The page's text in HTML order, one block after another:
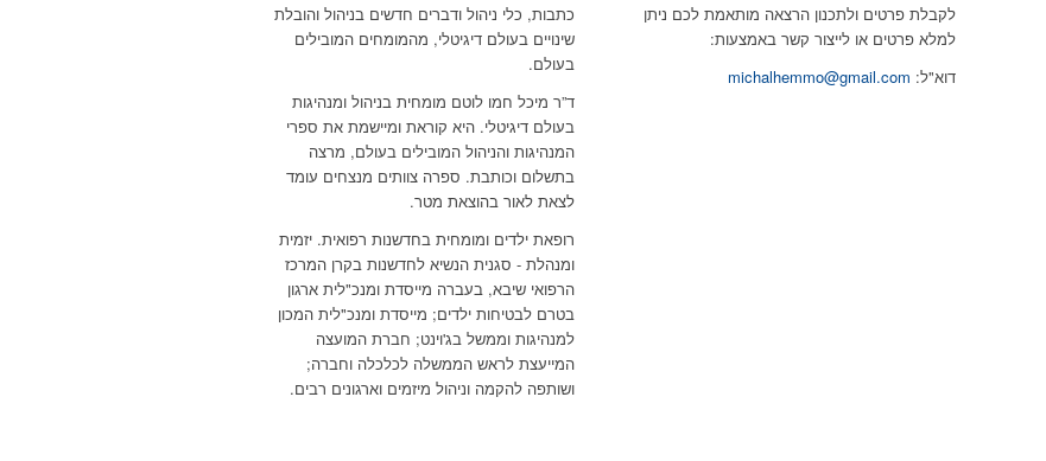
כתבות, כלי ניהול ודברים חדשים בניהול והובלת
שינויים בעולם דיגיטלי, מהמומחים המובילים
בעולם.
ד”ר מיכל חמו לוטם מומחית בניהול ומנהיגות
בעולם דיגיטלי. היא קוראת ומיישמת את ספרי
המנהיגות והניהול המובילים בעולם, מרצה
בתשלום וכותבת. ספרה צוותים מנצחים עומד
לצאת לאור בהוצאת מטר.
רופאת ילדים ומומחית בחדשנות רפואית. יזמית
ומנהלת - סגנית הנשיא לחדשנות בקרן המרכז
הרפואי שיבא, בעברה מייסדת ומנכ"לית ארגון
בטרם לבטיחות ילדים; מייסדת ומנכ"לית המכון
למנהיגות וממשל בג'וינט; חברת המועצה
המייעצת לראש הממשלה לכלכלה וחברה;
ושותפה להקמה וניהול מיזמים וארגונים רבים.
לקבלת פרטים ולתכנון הרצאה מותאמת לכם ניתן
למלא פרטים או לייצור קשר באמצעות:
דוא"ל: michalhemmo@gmail.com